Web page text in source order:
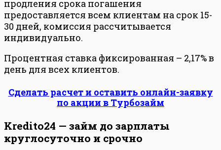
продления срока погашения
предоставляется всем клиентам на срок 15-
30 дней, комиссия рассчитывается
индивидуально.
Процентная ставка фиксированная – 2,17% в
день для всех клиентов.
Сделать расчет и оставить онлайн-заявку
по акции в Турбозайм
Kredito24 — займ до зарплаты
круглосуточно и срочно